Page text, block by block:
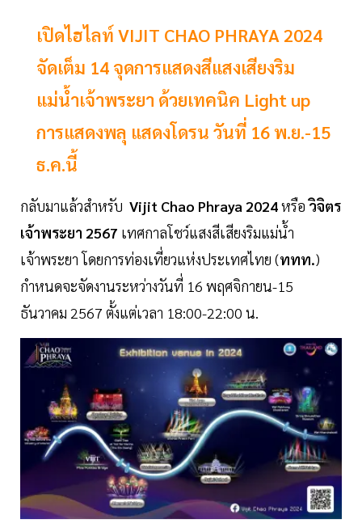
เปิดไฮไลท์ VIJIT CHAO PHRAYA 2024
จัดเต็ม 14 จุดการแสดงสีแสงเสียงริม
แม่น้ำเจ้าพระยา ด้วยเทคนิค Light up
การแสดงพลุ แสดงโดรน วันที่ 16 พ.ย.-15
ธ.ค.นี้
กลับมาแล้วสำหรับ Vijit Chao Phraya 2024หรือวิจิตร
เจ้าพระยา 2567 เทศกาลโชว์แสงสีเสียงริมแม่น้ำ
เจ้าพระยา โดยการท่องเที่ยวแห่งประเทศไทย (ททท.)
กำหนดจะจัดงานระหว่างวันที่ 16 พฤศจิกายน-15
ธันวาคม 2567 ตั้งแต่เวลา 18:00-22:00 น.